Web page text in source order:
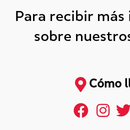
Para recibir
sobre
Cómo